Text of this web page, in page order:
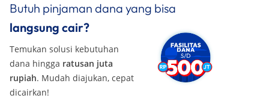
Butuh pinjaman dana yang bisa
langsung cair?
Temukan solusi kebutuhan
dana hingga ratusan juta
rupiah. Mudah diajukan, cepat
dicairkan!